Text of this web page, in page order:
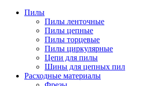
Пилы
Пилы ленточные
Пилы цепные
Пилы торцевые
Пилы циркулярные
Цепи для пилы
Шины для цепных пил
Расходные материалы